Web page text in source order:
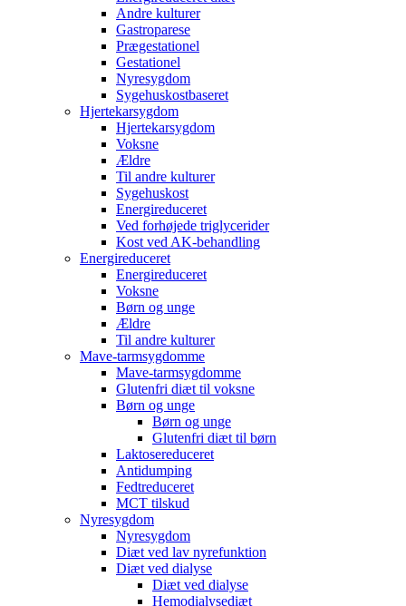
Andre kulturer
Gastroparese
Prægestationel
Gestationel
Nyresygdom
Sygehuskostbaseret
Hjertekarsygdom
Hjertekarsygdom
Voksne
Ældre
Til andre kulturer
Sygehuskost
Energireduceret
Ved forhøjede triglycerider
Kost ved AK-behandling
Energireduceret
Energireduceret
Voksne
Børn og unge
Ældre
Til andre kulturer
Mave-tarmsygdomme
Mave-tarmsygdomme
Glutenfri diæt til voksne
Børn og unge
Børn og unge
Glutenfri diæt til børn
Laktosereduceret
Antidumping
Fedtreduceret
MCT tilskud
Nyresygdom
Nyresygdom
Diæt ved lav nyrefunktion
Diæt ved dialyse
Diæt ved dialyse
Hemodialysediæt